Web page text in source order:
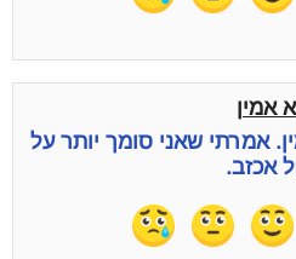
אמין
אמרתי שאני סומך יותר על
אכזב.